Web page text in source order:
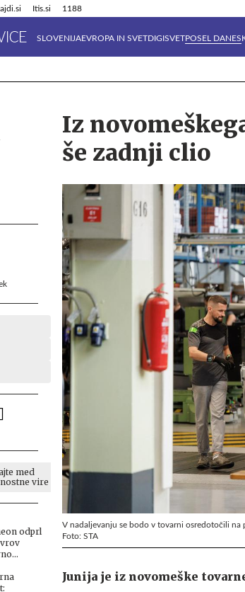
Itis.si 1188
SLOVENIJAEVROPA IN SVETDIGISVETPOSEL DANES
Tehnik
med
vire
odprl
Iz
še zadnji clio
V nadaljevanju se bodo v tovarni osredotočili
Foto: STA
Junija je iz novomeške